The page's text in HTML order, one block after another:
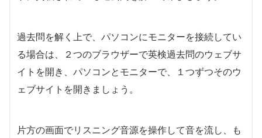
過去問を解く上で、パソコンにモニターを接続してい
る場合は、２つのブラウザーで英検過去問のウェブサ
イトを開き、パソコンとモニターで、１つずつそのウ
ェブサイトを開きましょう。
片方の画面でリスニング音源を操作して音を流し、も